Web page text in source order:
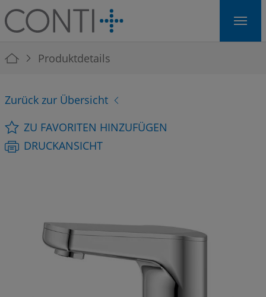
Skip to main navigation
Skip to main content
Skip to page footer
You are here:
Produktdetails
Zurück zur Übersicht
ZU FAVORITEN HINZUFÜGEN
DRUCKANSICHT